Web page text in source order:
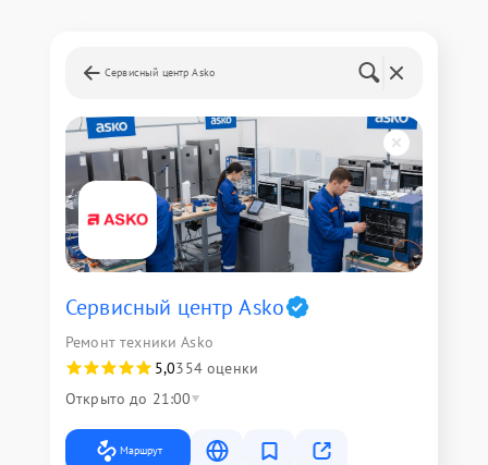
Сервисный центр Asko
Сервисный центр Asko
Ремонт техники Asko
5,0354 оценки
Открыто до 21:00
Маршрут